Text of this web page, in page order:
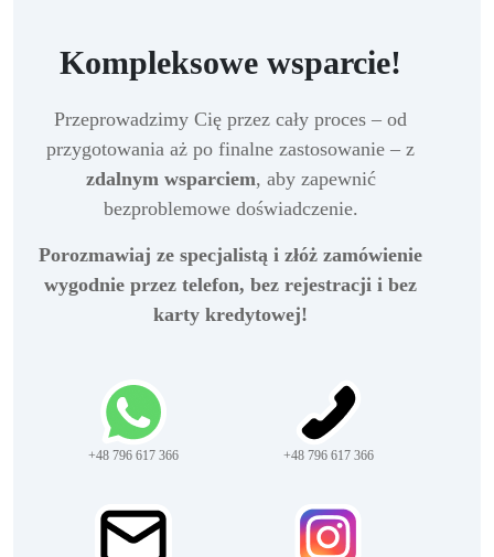
Kompleksowe wsparcie!
Przeprowadzimy Cię przez cały proces – od
przygotowania aż po finalne zastosowanie – z
zdalnym wsparciem, aby zapewnić
bezproblemowe doświadczenie.
Porozmawiaj ze specjalistą i złóż zamówienie
wygodnie przez telefon, bez rejestracji i bez
karty kredytowej!
+48 796 617 366 +48 796 617 366